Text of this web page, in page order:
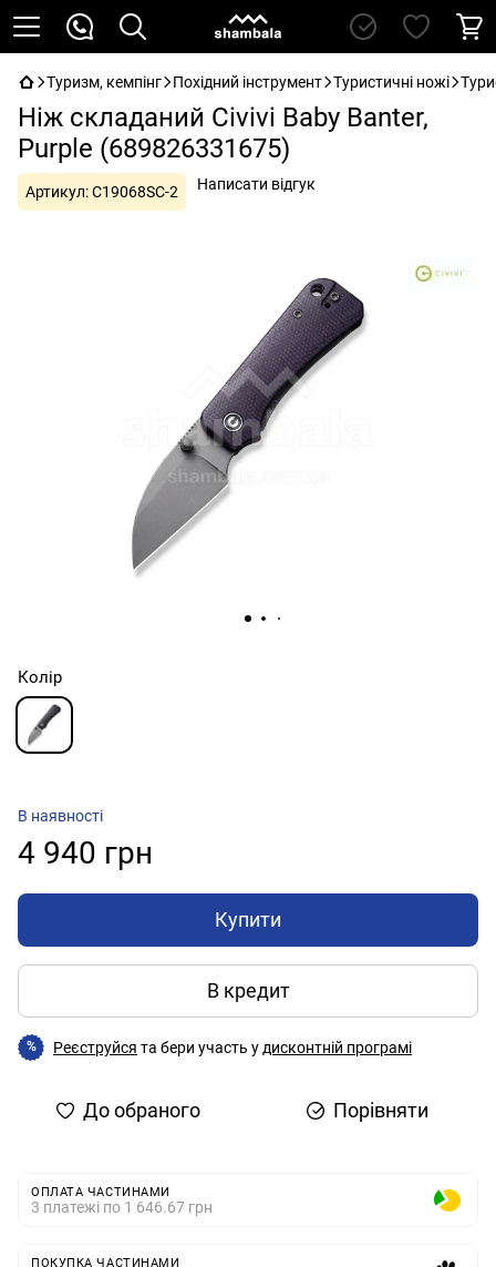
Туризм, кемпінг Похідний інструмент Туристичні ножі
Ніж складаний Civivi Baby Banter,
Purple (689826331675)
Артикул:C19068SC-2 Написати відгук
Колір
В наявності
4 940 грн
Купити
В кредит
% Реєструйся та бери участь у дисконтній програмі
До обраного Порівняти
ОПЛАТА ЧАСТИНАМИ
3 платежі по 1 646.67 грн
ПОКУПКА ЧАСТИНАМИ